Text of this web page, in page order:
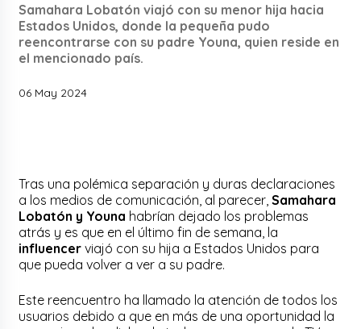
Samahara Lobatón viajó con su menor hija hacia
Estados Unidos, donde la pequeña pudo
reencontrarse con su padre Youna, quien reside en
el mencionado país.
06 May 2024
Tras una polémica separación y duras declaraciones
a los medios de comunicación, al parecer,Samahara
Lobatón y Youna habrían dejado los problemas
atrás y es que en el último fin de semana, la
influencer viajó con su hija a Estados Unidos para
que pueda volver a ver a su padre.
Este reencuentro ha llamado la atención de todos los
usuarios debido a que en más de una oportunidad la